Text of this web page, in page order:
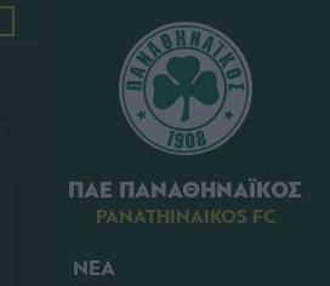
ΠΑΕ ΠΑΝΑΘΗΝΑΪΚΟΣ
PANATHINAIKOS FC
ΝΕΑ